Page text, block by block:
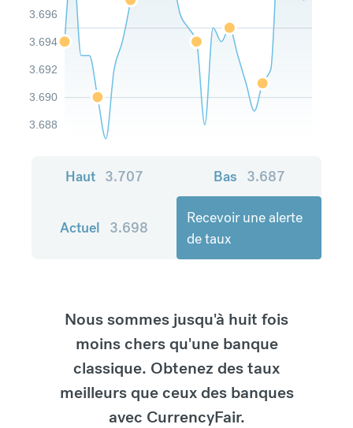
3.688
3.690
3.692
3.694
3.696
Haut 3.707 Bas 3.687
Actuel 3.698
Recevoir une alerte
de taux
Nous sommes jusqu'à huit fois
moins chers qu'une banque
classique. Obtenez des taux
meilleurs que ceux des banques
avec CurrencyFair.